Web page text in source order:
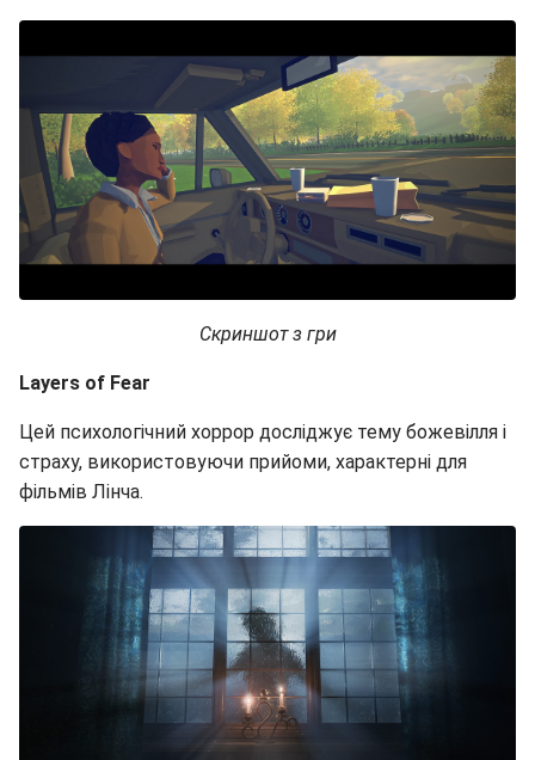
Скриншот з гри
Layers of Fear
Цей психологічний хоррор досліджує тему божевілля і
страху, використовуючи прийоми, характерні для
фільмів Лінча.